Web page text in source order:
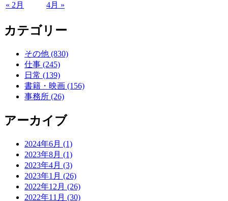
« 2月 4月 »
カテゴリー
その他 (830)
仕事 (245)
日常 (139)
書籍・映画 (156)
事務所 (26)
アーカイブ
2024年6月 (1)
2023年8月 (1)
2023年4月 (3)
2023年1月 (26)
2022年12月 (26)
2022年11月 (30)